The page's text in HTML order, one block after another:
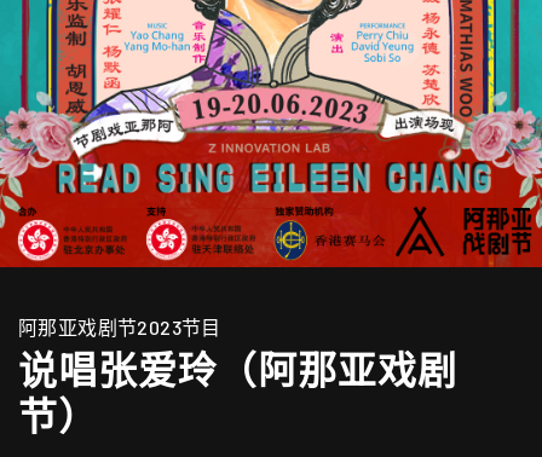
《戏曲金庸．笑傲江湖》广州巡演 2026
阿那亚戏剧节2023节目
说唱张爱玲（阿那亚戏剧
节）